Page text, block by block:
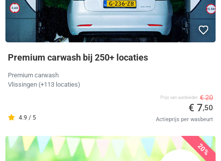
Premium carwash bij 250+ locaties
Premium carwash
Vlissingen (+113 locaties)
4.9 / 5
Prijs van aanbieder € 20
€ 7,50
Actieprijs per wasbeurt
20%